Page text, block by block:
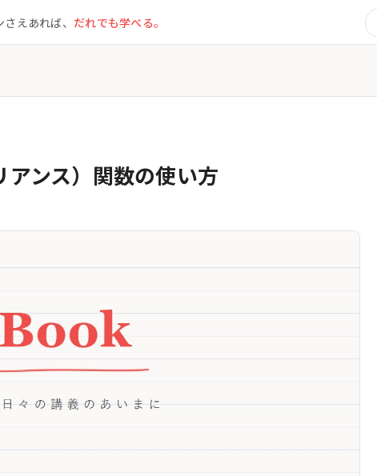
えあれば、 だれでも学べる。
アンス）関数の使い方